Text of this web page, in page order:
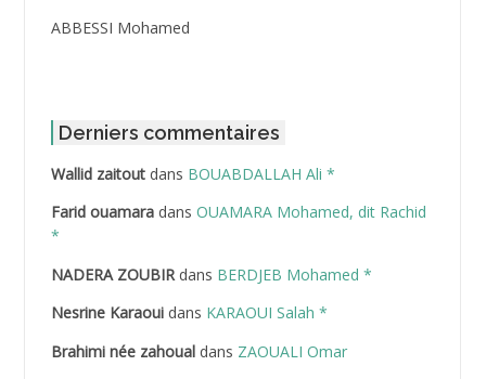
ABBESSI Mohamed
ABDAT Amar
ABDEDDAIM Hamid
ABDELAZIZ Mohamed
ABDELHAFID Lakhdar
Derniers commentaires
Wallid zaitoutdans BOUABDALLAH Ali *
Farid ouamaradans OUAMARA Mohamed, dit Rachid
*
NADERA ZOUBIRdans BERDJEB Mohamed *
Nesrine Karaouidans KARAOUI Salah *
Brahimi née zahoualdans ZAOUALI Omar